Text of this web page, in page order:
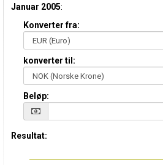
Januar 2005:
Konverter fra:
konverter til:
Beløp:
Resultat: